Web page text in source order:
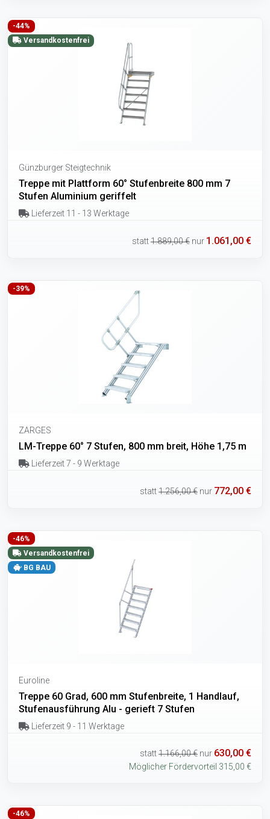
-44%
Versandkostenfrei
Günzburger Steigtechnik
Treppe mit Plattform 60° Stufenbreite 800 mm 7
Stufen Aluminium geriffelt
Lieferzeit 11 - 13 Werktage
statt1.889,00 € nur 1.061,00 €
-39%
ZARGES
LM-Treppe 60° 7 Stufen, 800 mm breit, Höhe 1,75 m
Lieferzeit 7 - 9 Werktage
statt1.256,00 € nur 772,00 €
-46%
Versandkostenfrei
BG BAU
Euroline
Treppe 60 Grad, 600 mm Stufenbreite, 1 Handlauf,
Stufenausführung Alu - gerieft 7 Stufen
Lieferzeit 9 - 11 Werktage
statt1.166,00 € nur 630,00 €
Möglicher Fördervorteil 315,00 €
-46%